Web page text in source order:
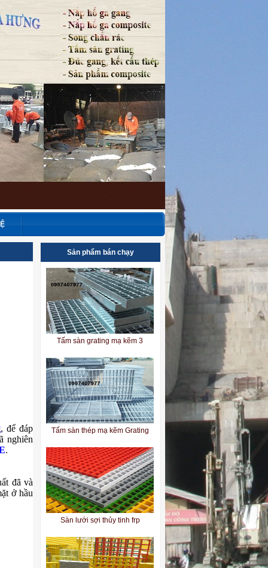
, để đáp
nghiên
.
đã và
ở hầu
Sản phẩm bán chạy
Tấm sàn grating mạ kẽm 3
Tấm sàn thép mạ kẽm Grating
Sàn lưới sợi thủy tinh frp